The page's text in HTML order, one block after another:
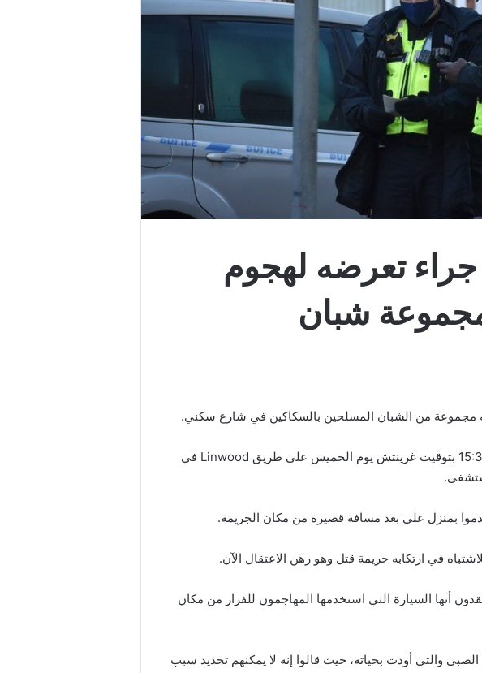
تعرضه لهجوم
شبان
قالت الشرطة إنها عثرت على الصبي حوالي الساعة 15:30 بتوقيت غرينتش يوم الخميس على طريق Linwood في
بمنزل على بعد مسافة قصيرة من مكان الجريمة.
أنها السيارة التي استخدمها المهاجمون للفرار من مكان
والتي أودت بحياته، حيث قالوا إنه لا يمكنهم تحديد سبب